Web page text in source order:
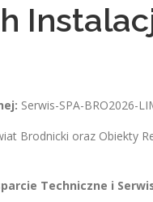
Serwis-SPA-BRO2026-
Brodnicki oraz Obiekty
Techniczne i